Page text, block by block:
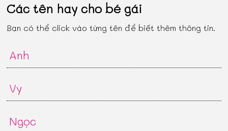
Các tên hay cho bé gái
Bạn có thể click vào từng tên để biết thêm thông tin.
Anh
Vy
Ngọc